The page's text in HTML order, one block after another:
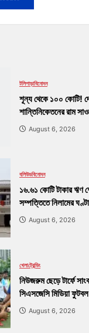
টলিপাড়াবিনোদন
শূন্য থেকে ১০০ কোটি!
শান্তিনিকেতনের রাম
August 6, 2026
বলিউডবিনোদন
১৬.৬১ কোটি টাকার ঋণ
সম্পত্তিতে নিলামের
August 6, 2026
খেলাট্রেন্ডিং
নিউজরুম ছেড়ে টার্ফে
সিএসজেসি মিডিয়া ফুটবল
August 6, 2026